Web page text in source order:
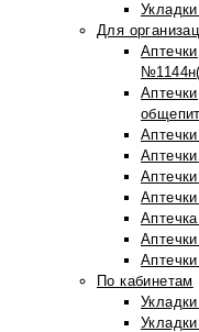
Для
По кабинетам